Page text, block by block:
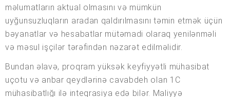
məlumatların aktual olmasını və mümkün
uyğunsuzluqların aradan qaldırılmasını təmin etmək üçün
bəyanatlar və hesabatlar mütəmadi olaraq yenilənməli
və məsul işçilər tərəfindən nəzarət edilməlidir.
Bundan əlavə, proqram yüksək keyfiyyətli mühasibat
uçotu və anbar qeydlərinə cavabdeh olan 1C
mühasibatlığı ilə inteqrasiya edə bilər. Maliyyə